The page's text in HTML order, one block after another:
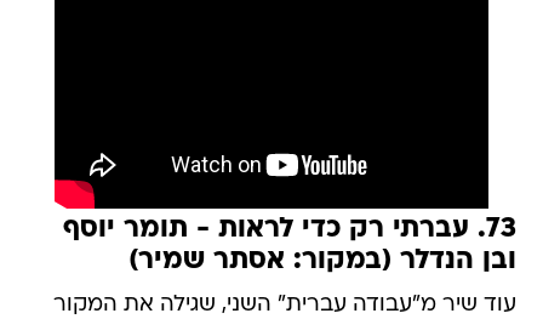
73. עברתי רק כדי לראות - תומר יוסף
ובן הנדלר (במקור: אסתר שמיר)
עוד שיר מ"עבודה עברית" השני, שגילה את המקור